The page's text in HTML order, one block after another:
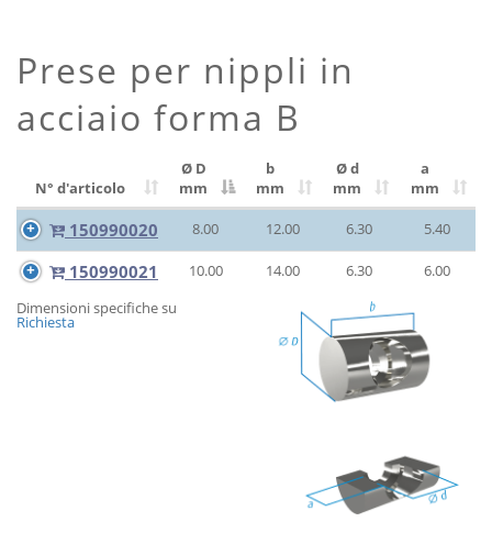
Prese per nippli in
acciaio forma B
N° d'articolo
Ø D
mm
b
mm
Ø d
mm
a
mm
150990020 8.00 12.00 6.30 5.40
150990021 10.00 14.00 6.30
6.00
Dimensioni specifiche su
Richiesta